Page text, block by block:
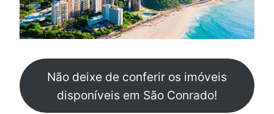
Não deixe de conferir os imóveis
disponíveis em São Conrado!